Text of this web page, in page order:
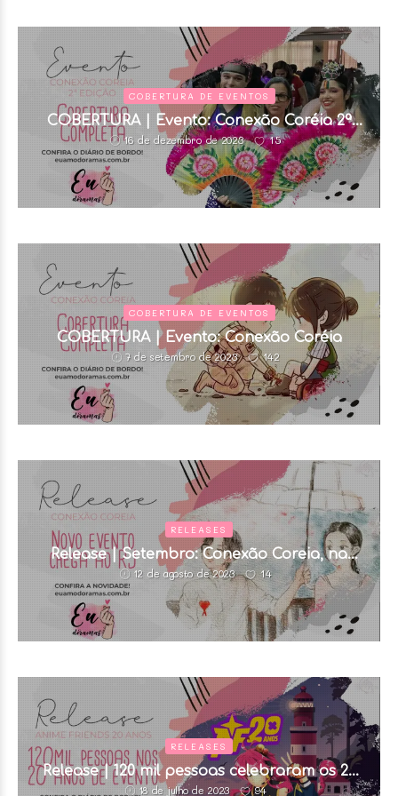
COBERTURA DE EVENTOS
COBERTURA | Evento: Conexão Coréia 2ª
edição
16 de dezembro de 2023 15
COBERTURA DE EVENTOS
COBERTURA | Evento: Conexão Coréia
7 de setembro de 2023 142
RELEASES
Release | Setembro: Conexão Coreia, na
Tijuca (RJ)
12 de agosto de 2023 14
RELEASES
Release | 120 mil pessoas celebraram os 20
anos de Anime Friends
18 de julho de 2023 94